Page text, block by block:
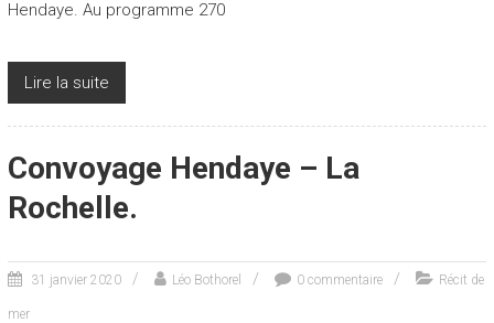
Hendaye. Au programme 270
Lire la suite
Convoyage Hendaye – La
Rochelle.
31 janvier 2020 Léo Bothorel 0 commentaire Récit de
mer